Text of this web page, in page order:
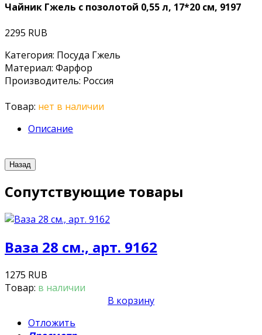
Чайник Гжель с позолотой 0,55 л, 17*20 см, 9197
2295 RUB
Категория: Посуда Гжель
Материал: Фарфор
Производитель: Россия
Товар: нет в наличии
Описание
Сопутствующие товары
Ваза 28 см., арт. 9162
1275 RUB
Товар: в наличии
В корзину
Отложить